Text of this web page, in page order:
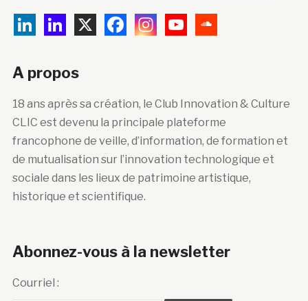
A propos
18 ans après sa création, le Club Innovation & Culture
CLIC est devenu la principale plateforme
francophone de veille, d’information, de formation et
de mutualisation sur l’innovation technologique et
sociale dans les lieux de patrimoine artistique,
historique et scientifique.
Abonnez-vous à la newsletter
Courriel :